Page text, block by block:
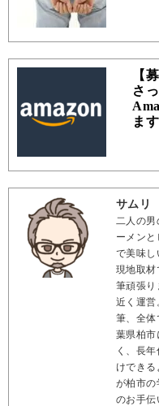
【
さ
ます
サムリ
二人の男
ーメン
で美味し
現地取材
筆頑張り
近く運営
筆、全体
葉県柏市
く、長
けでき
が柏市の
のお手伝